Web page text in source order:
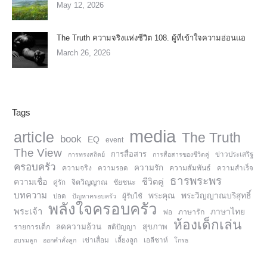
May 12, 2026
The Truth ความจริงแห่งชีวิต 108. ผู้ที่เข้าใจความอ่อนแอ
March 26, 2026
Tags
article book EQ event media The Truth
The View การทรงสถิตย์ การสื่อสาร การสื่อสารของชีวิตคู่ ข่าวประเสริฐ
ครอบครัว ความจริง ความรอด ความรัก ความสัมพันธ์ ความสำเร็จ
ความเชื่อ คู่รัก จิตวิญญาณ ชัยชนะ ชีวิตคู่ ธารพระพร
บทความ ปอด ปัญหาครอบครัว ผู้รับใช้ พระคุณ
พระวิญญาณบริสุทธิ์
พระเจ้า
พลังใจครอบครัว พ่อ ภาษารัก ภาษาไทย
รายการเด็ก ลดความอ้วน สติปัญญา สุขภาพ ห้องเด็กเล่น
อบรมลูก ออกคำสั่งลูก เข่าเสื่อม เลี้ยงลูก เอลีชาห์ โกรธ